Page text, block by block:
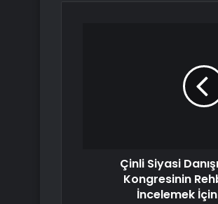
Çinli Siyasi
Kongresinin
İncelemek